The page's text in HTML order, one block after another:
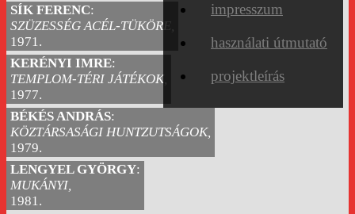
impresszum
használati útmutató
projektleírás
SÍK FERENC:
SZÜZESSÉG ACÉL-TÜKÖRE,
1971.
KERÉNYI IMRE:
TEMPLOM-TÉRI JÁTÉKOK,
1977.
BÉKÉS ANDRÁS:
KÖZTÁRSASÁGI HUNTZUTSÁGOK,
1979.
LENGYEL GYÖRGY:
MUKÁNYI,
1981.